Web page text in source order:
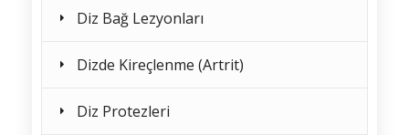
Diz Bağ Lezyonları
Dizde Kireçlenme (Artrit)
Diz Protezleri